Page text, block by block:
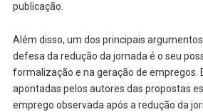
publicação.
Além disso, um dos principais
defesa da redução da jornada é o seu
formalização e na geração de empregos.
apontadas pelos autores das propostas
emprego observada após a redução da